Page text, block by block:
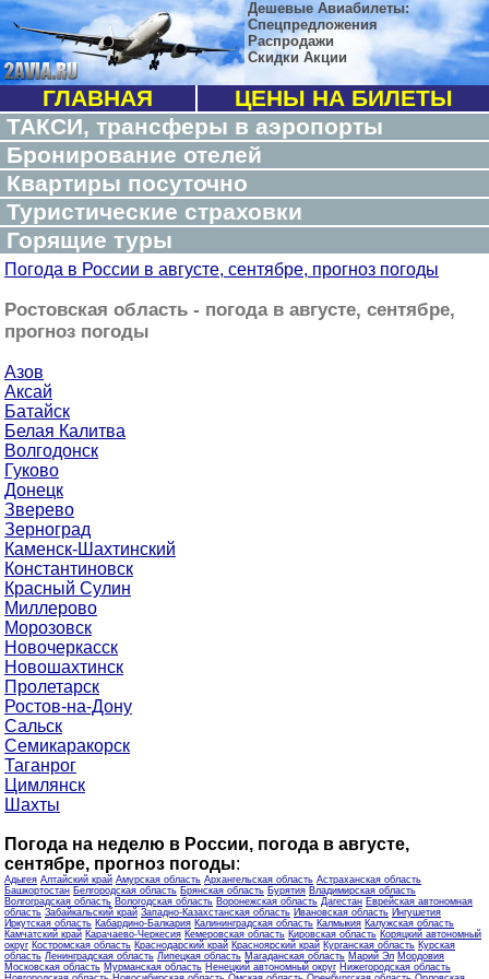
Дешевые Авиабилеты:
Спецпредложения
Распродажи
Скидки Акции
ГЛАВНАЯ
ЦЕНЫ НА БИЛЕТЫ
ТАКСИ, трансферы в аэропорты
Бронирование отелей
Квартиры посуточно
Туристические страховки
Горящие туры
Погода в России в августе, сентябре, прогноз погоды
Ростовская область - погода в августе, сентябре,
прогноз погоды
Азов
Аксай
Батайск
Белая Калитва
Волгодонск
Гуково
Донецк
Зверево
Зерноград
Каменск-Шахтинский
Константиновск
Красный Сулин
Миллерово
Морозовск
Новочеркасск
Новошахтинск
Пролетарск
Ростов-на-Дону
Сальск
Семикаракорск
Таганрог
Цимлянск
Шахты
Погода на неделю в России, погода в августе,
сентябре, прогноз погоды:
Адыгея Алтайский край Амурская область Архангельская область Астраханская область
Башкортостан Белгородская область Брянская область Бурятия Владимирская область
Волгоградская область Вологодская область Воронежская область Дагестан Еврейская автономная
область Забайкальский край Западно-Казахстанская область Ивановская область Ингушетия
Иркутская область Кабардино-Балкария Калининградская область Калмыкия Калужская область
Камчатский край Карачаево-Черкесия Кемеровская область Кировская область Коряцкий автономный
округ Костромская область Краснодарский край Красноярский край Курганская область Курская
область Ленинградская область Липецкая область Магаданская область Марий Эл Мордовия
Московская область Мурманская область Ненецкий автономный округ Нижегородская область